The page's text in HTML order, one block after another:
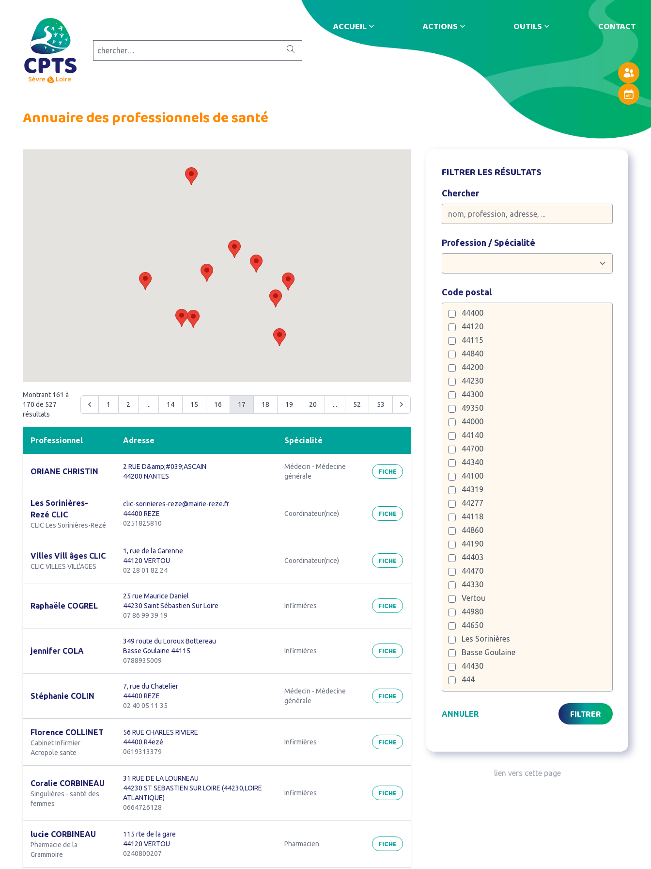
Annuaire
Agenda
ACCUEIL ACTIONS OUTILS CONTACT
Annuaire des professionnels de santé
Montrant 161 à
170 de 527
résultats
1 2 ... 14 15 16 17 18 19 20 ... 52 53
Professionnel Adresse Spécialité
ORIANE CHRISTIN
2 RUE D&amp;#039;ASCAIN
44200 NANTES
Médecin - Médecine
générale
FICHE
Les Sorinières-
Rezé CLIC
CLIC Les Sorinières-Rezé
clic-sorinieres-reze@mairie-reze.fr
44400 REZE
0251825810
Coordinateur(rice) FICHE
Villes Vill âges CLIC
CLIC VILLES VILL'AGES
1, rue de la Garenne
44120 VERTOU
02 28 01 82 24
Coordinateur(rice) FICHE
Raphaële COGREL
25 rue Maurice Daniel
44230 Saint Sébastien Sur Loire
07 86 99 39 19
Infirmières FICHE
jennifer COLA
349 route du Loroux Bottereau
Basse Goulaine 44115
0788935009
Infirmières FICHE
Stéphanie COLIN
7, rue du Chatelier
44400 REZE
02 40 05 11 35
Médecin - Médecine
générale
FICHE
Florence COLLINET
Cabinet Infirmier
Acropole sante
56 RUE CHARLES RIVIERE
44400 R4ezé
0619313379
Infirmières FICHE
Coralie CORBINEAU
Singulières - santé des
femmes
31 RUE DE LA LOURNEAU
44230 ST SEBASTIEN SUR LOIRE (44230,LOIRE
ATLANTIQUE)
0664726128
Infirmières FICHE
lucie CORBINEAU
Pharmacie de la
Grammoire
115 rte de la gare
44120 VERTOU
0240800207
Pharmacien FICHE
FILTRER LES RÉSULTATS
Chercher
Profession / Spécialité
Code postal
44400
44120
44115
44840
44200
44230
44300
49350
44000
44140
44700
44340
44100
44319
44277
44118
44860
44190
44403
44470
44330
Vertou
44980
44650
Les Sorinières
Basse Goulaine
44430
444
ANNULER FILTRER
lien vers cette page